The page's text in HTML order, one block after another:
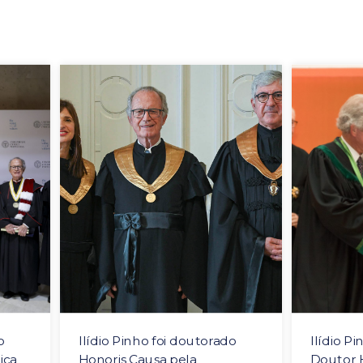
Ilídio Pinho foi doutorado
Honoris Causa pela
Ilídio
Doutor